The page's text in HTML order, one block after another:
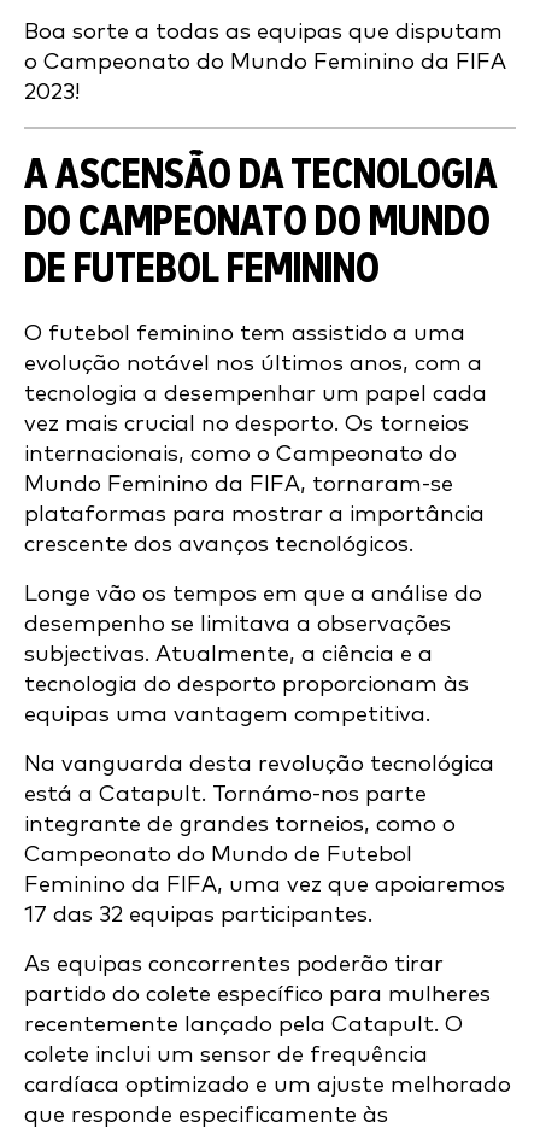
Boa sorte a todas as equipas que disputam
o Campeonato do Mundo Feminino da FIFA
2023!
A ASCENSÃO DA TECNOLOGIA
DO CAMPEONATO DO MUNDO
DE FUTEBOL FEMININO
O futebol feminino tem assistido a uma
evolução notável nos últimos anos, com a
tecnologia a desempenhar um papel cada
vez mais crucial no desporto. Os torneios
internacionais, como o Campeonato do
Mundo Feminino da FIFA, tornaram-se
plataformas para mostrar a importância
crescente dos avanços tecnológicos.
Longe vão os tempos em que a análise do
desempenho se limitava a observações
subjectivas. Atualmente, a ciência e a
tecnologia do desporto proporcionam às
equipas uma vantagem competitiva.
Na vanguarda desta revolução tecnológica
está a Catapult. Tornámo-nos parte
integrante de grandes torneios, como o
Campeonato do Mundo de Futebol
Feminino da FIFA, uma vez que apoiaremos
17 das 32 equipas participantes.
As equipas concorrentes poderão tirar
partido do colete específico para mulheres
recentemente lançado pela Catapult. O
colete inclui um sensor de frequência
cardíaca optimizado e um ajuste melhorado
que responde especificamente às